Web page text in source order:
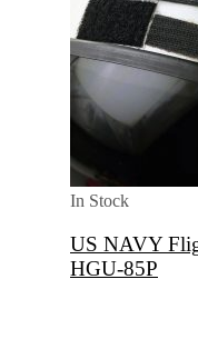
In Stock
US NAVY
HGU-85P